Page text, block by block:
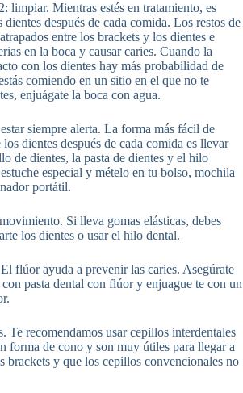
limpiar. Mientras estés en tratamiento, es
después de cada comida. Los restos de
entre los brackets y los dientes e
en la boca y causar caries. Cuando la
con los dientes hay más probabilidad de
comiendo en un sitio en el que no te
enjuágate la boca con agua.
siempre alerta. La forma más fácil de
dientes después de cada comida es llevar
de dientes, la pasta de dientes y el hilo
especial y mételo en tu bolso, mochila
portátil.
Si lleva gomas elásticas, debes
los dientes o usar el hilo dental.
flúor ayuda a prevenir las caries. Asegúrate
pasta dental con flúor y enjuague te con un
Te recomendamos usar cepillos interdentales
forma de cono y son muy útiles para llegar a
brackets y que los cepillos convencionales no